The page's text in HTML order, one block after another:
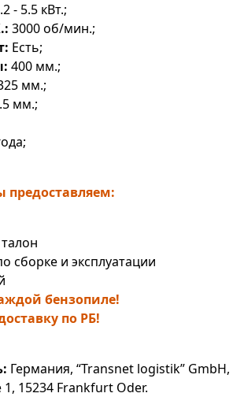
- 5.5 кВт.;
3000 об/мин.;
Есть;
400 мм.;
мм.;
мм.;
предоставляем:
сборке и эксплуатации
бензопиле!
по РБ!
Германия, “Transnet logistik” GmbH,
1, 15234 Frankfurt Oder.